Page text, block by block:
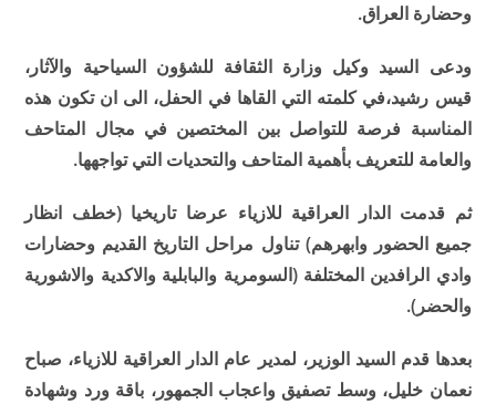
وحضارة العراق.
ودعى السيد وكيل وزارة الثقافة للشؤون السياحية والآثار،
قيس رشيد،في كلمته التي القاها في الحفل، الى ان تكون هذه
المناسبة فرصة للتواصل بين المختصين في مجال المتاحف
والعامة للتعريف بأهمية المتاحف والتحديات التي تواجهها.
ثم قدمت الدار العراقية للازياء عرضا تاريخيا (خطف انظار
جميع الحضور وابهرهم) تناول مراحل التاريخ القديم وحضارات
وادي الرافدين المختلفة (السومرية والبابلية والاكدية والاشورية
والحضر).
بعدها قدم السيد الوزير، لمدير عام الدار العراقية للازياء، صباح
نعمان خليل، وسط تصفيق واعجاب الجمهور، باقة ورد وشهادة